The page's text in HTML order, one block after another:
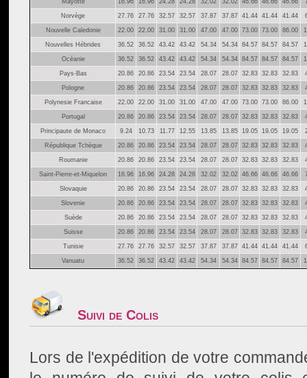
Norvège 27.76 27.76 32.57 32.57 37.87 37.87 41.44 41.44 41.44
Nouvelle Caledonie 22.00 22.00 31.00 31.00 47.00 47.00 73.00 73.00 86.00
Nouvelles Hébrides 36.52 36.52 43.42 43.42 54.34 54.34 84.57 84.57 84.57
Océanie 36.52 36.52 43.42 43.42 54.34 54.34 84.57 84.57 84.57
Pays-Bas 20.86 20.86 23.54 23.54 28.07 28.07 32.83 32.83 32.83
Pologne 20.86 20.86 23.54 23.54 28.07 28.07 32.83 32.83 32.83
Polynesie Francaise 22.00 22.00 31.00 31.00 47.00 47.00 73.00 73.00 86.00
Portugal 20.86 20.86 23.54 23.54 28.07 28.07 32.83 32.83 32.83
Principaute de Monaco 9.24 10.73 11.77 12.55 13.85 13.85 19.05 19.05 19.05
République Tchèque 20.86 20.86 23.54 23.54 28.07 28.07 32.83 32.83 32.83
Roumanie 20.86 20.86 23.54 23.54 28.07 28.07 32.83 32.83 32.83
Saint-Pierre-et-Miquelon 16.96 16.96 24.28 24.28 32.02 32.02 46.66 46.66 46.66
Slovaquie 20.86 20.86 23.54 23.54 28.07 28.07 32.83 32.83 32.83
Slovenie 20.86 20.86 23.54 23.54 28.07 28.07 32.83 32.83 32.83
Suède 20.86 20.86 23.54 23.54 28.07 28.07 32.83 32.83 32.83
Suisse 20.86 20.86 23.54 23.54 28.07 28.07 32.83 32.83 32.83
Tunisie 27.76 27.76 32.57 32.57 37.87 37.87 41.44 41.44 41.44
Vanuatu 36.52 36.52 43.42 43.42 54.34 54.34 84.57 84.57 84.57
Suivi de Colis
Lors de l'expédition de votre